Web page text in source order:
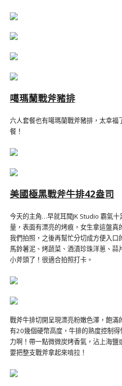
噶瑪蘭戰斧豬排
六人套餐也有噶瑪蘭戰斧豬排，太幸福
餐！
美國極黑戰斧牛排42盎司
今天的主角…早就耳聞JK Studio 霸氣
量，表面有漂亮的烤痕，女生拿這盤
我們拍照，之後再幫忙分切成方便入口
馬鈴薯泥、烤蔬菜、酒漬珍珠洋蔥、
小斧頭了！很適合拍照打卡。
戰斧牛排切開呈現漂亮粉嫩色澤，飽滿
有20幾個硬幣高度，牛排的熟度控制
力啊！帶一點微微炭烤香氣，沾上海
要把整支戰斧拿起來啃拉！